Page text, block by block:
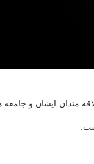
مندان ایشان و